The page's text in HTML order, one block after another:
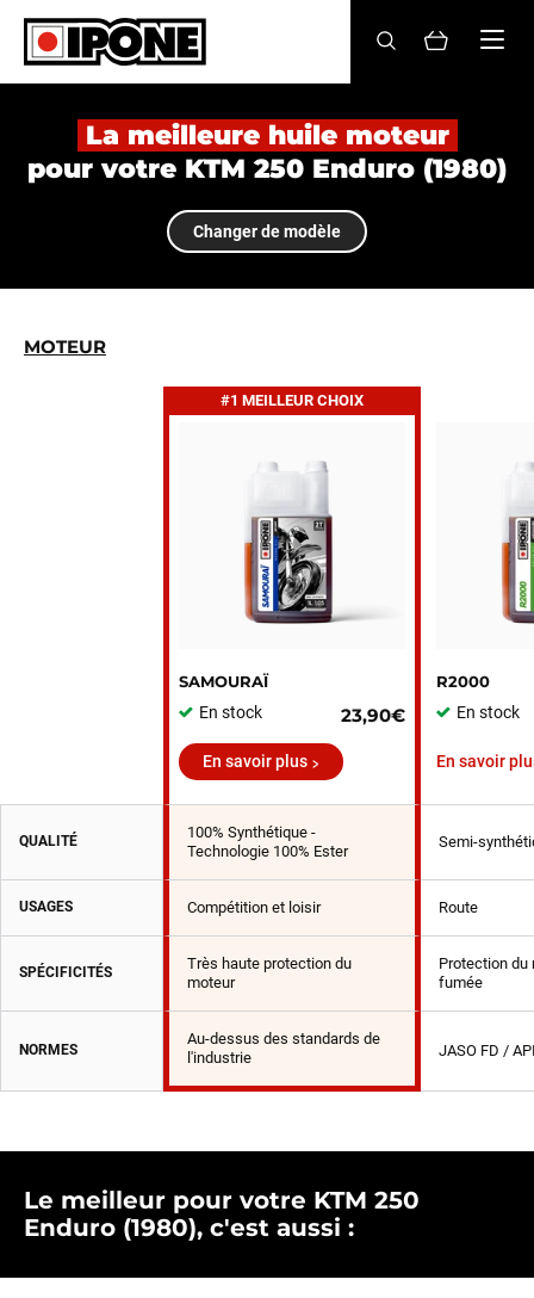
Ipone
HUILES MOTEUR
ENTRETIEN
MAINTENANCE
LIFESTYLE
LA MARQUE
DE BE
La meilleure huile moteur
pour votre KTM 250 Enduro (1980)
Changer de modèle
MOTEUR
#1 MEILLEUR CHOIX
SAMOURAÏ
En stock
23,90€
R2000
En stock
En savoir plus En savoir
QUALITÉ
100% Synthétique -
Technologie 100% Ester
Semi-
USAGES Compétition et loisir Route
SPÉCIFICITÉS
Très haute protection du
moteur
Protection du
fumée
NORMES
Au-dessus des standards de
l'industrie
JASO FD /
Le meilleur pour votre KTM 250
Enduro (1980), c'est aussi :